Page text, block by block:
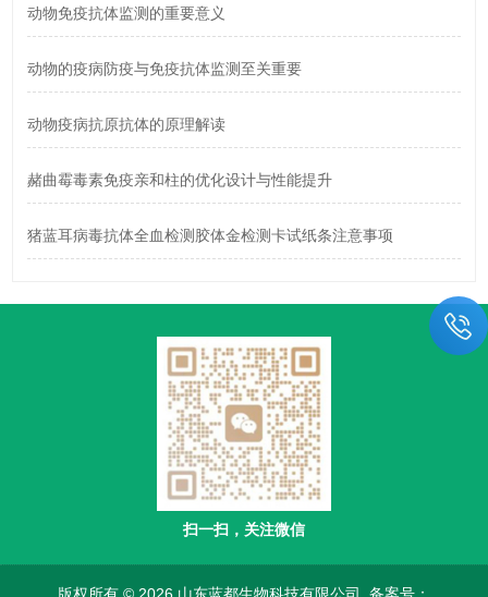
动物免疫抗体监测的重要意义
动物的疫病防疫与免疫抗体监测至关重要
动物疫病抗原抗体的原理解读
赭曲霉毒素免疫亲和柱的优化设计与性能提升
猪蓝耳病毒抗体全血检测胶体金检测卡试纸条注意事项
扫一扫，关注微信